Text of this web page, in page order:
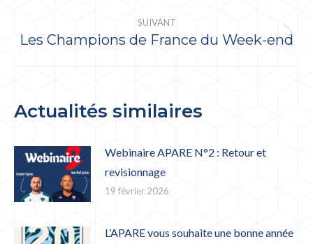
:
SUIVANT
Article
Les Champions de France du Week-end
Actualités similaires
Webinaire APARE N°2 : Retour et
revisionnage
19 février 2026
L’APARE vous souhaite une bonne année